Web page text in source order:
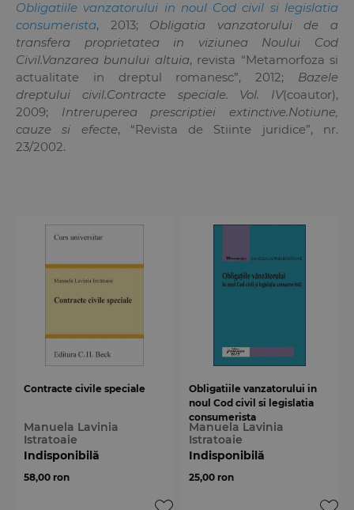
Obligatiile vanzatorului in noul Cod civil si legislatia
consumerista, 2013; Obligatia vanzatorului de a
transfera proprietatea in viziunea Noului Cod
Civil.Vanzarea bunului altuia, revista “Metamorfoza si
actualitate in dreptul romanesc”, 2012; Bazele
dreptului civil.Contracte speciale. Vol. IV(coautor),
2009; Intreruperea prescriptiei extinctive.Notiune,
cauze si efecte, “Revista de Stiinte juridice”, nr.
23/2002.
Contracte civile speciale
Manuela Lavinia
Istratoaie
Indisponibilă
58,00 ron
Obligatiile vanzatorului in
noul Cod civil si legislatia
consumerista
Manuela Lavinia
Istratoaie
Indisponibilă
25,00 ron